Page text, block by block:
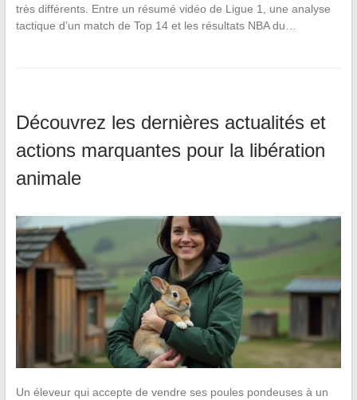
très différents. Entre un résumé vidéo de Ligue 1, une analyse
tactique d’un match de Top 14 et les résultats NBA du…
Découvrez les dernières actualités et
actions marquantes pour la libération
animale
Un éleveur qui accepte de vendre ses poules pondeuses à un